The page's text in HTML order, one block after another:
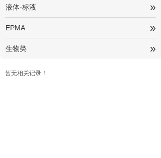
液体-标液 »
EPMA »
生物类 »
暂无相关记录！